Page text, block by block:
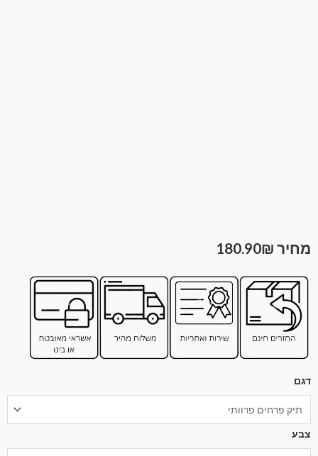
180.90₪
דגם
צבע